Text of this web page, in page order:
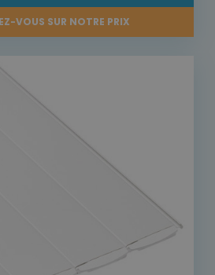
VOUS SUR NOTRE PRIX